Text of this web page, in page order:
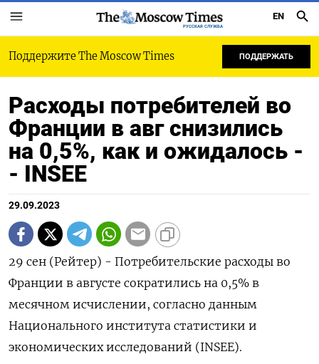
РУССКАЯ СЛУЖБА
EN
Поддержите The Moscow Times ПОДДЕРЖАТЬ
Расходы потребителей во
Франции в авг снизились
на 0,5%, как и ожидалось -
- INSEE
29.09.2023
29 сен (Рейтер) - Потребительские расходы во
Франции в августе сократились на 0,5% в
месячном исчислении, согласно данным
Национального института статистики и
экономических исследований (INSEE).